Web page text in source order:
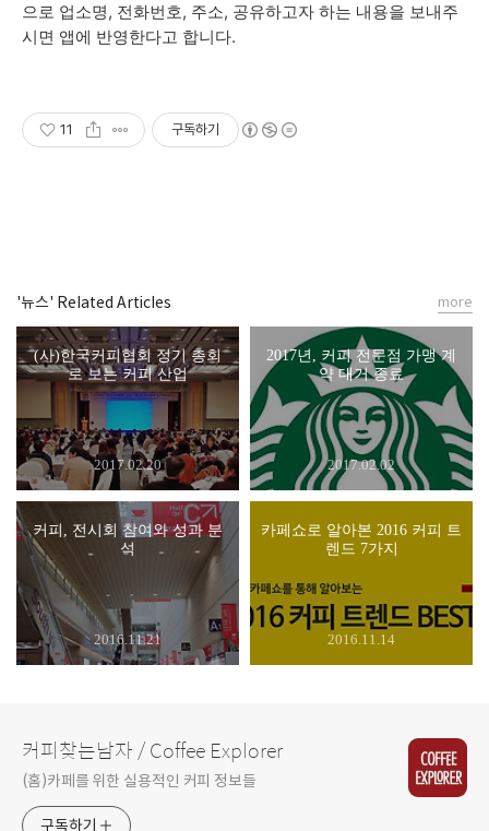
으로 업소명, 전화번호, 주소, 공유하고자 하는 내용을 보내주
시면 앱에 반영한다고 합니다.
11 구독하기
'뉴스' Related Articles
(사)한국커피협회 정기 총회
로 보는 커피 산업
2017.02.20
2017년, 커피 전문점 가맹 계
약 대거 종료
2017.02.02
커피, 전시회 참여와 성과 분
석
2016.11.21
카페쇼로 알아본 2016 커피 트
렌드 7가지
2016.11.14
more
커피찾는남자 / Coffee Explorer
(홈)카페를 위한 실용적인 커피 정보들
구독하기